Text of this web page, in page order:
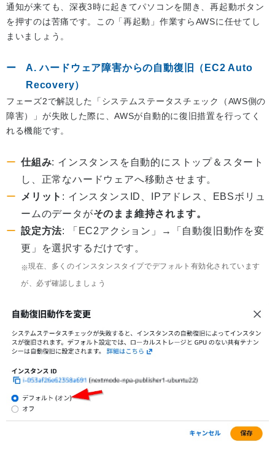
通知が来ても、深夜3時に起きてパソコンを開き、再起動ボタン
を押すのは苦痛です。この「再起動」作業すらAWSに任せてし
まいましょう。
A. ハードウェア障害からの自動復旧（EC2 Auto
Recovery）
フェーズ2で解説した「システムステータスチェック（AWS側の
障害）」が失敗した際に、AWSが自動的に復旧措置を行ってく
れる機能です。
仕組み: インスタンスを自動的にストップ＆スタート
し、正常なハードウェアへ移動させます。
メリット : インスタンスID、IPアドレス、EBSボリュ
ームのデータがそのまま維持されます。
設定方法: 「EC2アクション」→「自動復旧動作を変
更」を選択するだけです。
現在、多くのインスタンスタイプでデフォルト有効化されています
が、必ず確認しましょう